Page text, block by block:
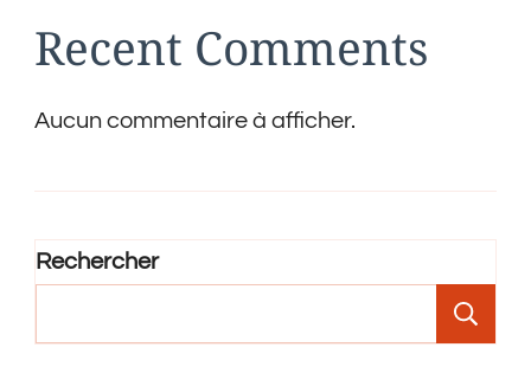
Recent Comments
Aucun commentaire à afficher.
Rechercher